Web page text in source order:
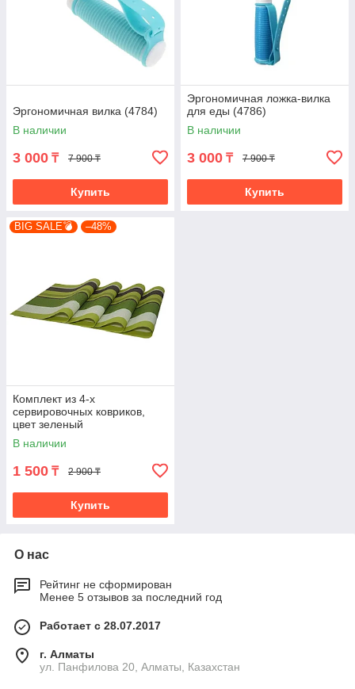
Эргономичная вилка (4784)
В наличии
3 000 ₸ 7 900 ₸
Купить
Эргономичная ложка-вилка
для еды (4786)
В наличии
3 000 ₸ 7 900 ₸
Купить
BIG SALE💣 –48%
Комплект из 4-х
сервировочных ковриков,
цвет зеленый
В наличии
1 500 ₸ 2 900 ₸
Купить
О нас
Рейтинг не сформирован
Менее 5 отзывов за последний год
Работает с 28.07.2017
г. Алматы
ул. Панфилова 20, Алматы, Казахстан